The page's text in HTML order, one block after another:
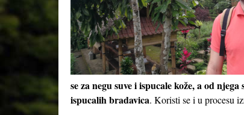
se za negu suve i ispucale kože, a od
ispucalih bradavica. Koristi se i u procesu